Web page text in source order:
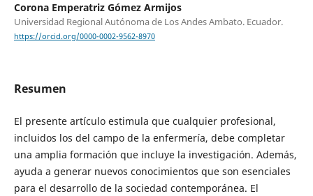
Corona Emperatriz Gómez Armijos
Universidad Regional Autónoma de Los Andes Ambato. Ecuador.
https://orcid.org/0000-0002-9562-8970
Resumen
El presente artículo estimula que cualquier profesional,
incluidos los del campo de la enfermería, debe completar
una amplia formación que incluye la investigación. Además,
ayuda a generar nuevos conocimientos que son esenciales
para el desarrollo de la sociedad contemporánea. El